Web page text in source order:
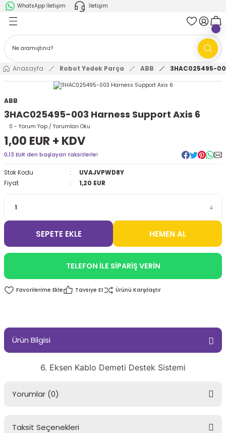
WhatsApp İletişim İletişim
Geri Dön
AMR'ler
Ark Kaynağı Robotları
Boya Robotları
Ark Kaynağı Robotları
Boya Robotları
Cobotlar
Geri Dön
Anasayfa Robot Yedek Parça ABB 3HAC025495-
ABB
3HAC025495-003 Harness Support Axis 6
0 - Yorum Yap / Yorumları Oku
1,00 EUR + KDV
0,13 EUR den başlayan taksitlerle!
Stok Kodu
UVAJVPWD8Y
Fiyat
1,20 EUR
SEPETE EKLE HEMEN AL
TELEFON İLE SİPARİŞ VERİN
Tavsiye Et Ürünü Karşılaştır
Ürün Bilgisi
6. Eksen Kablo Demeti Destek Sistemi
Yorumlar (0)
Taksit Seçenekleri